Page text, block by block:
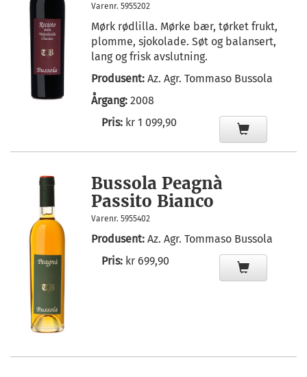
Varenr. 5955202
Mørk rødlilla. Mørke bær, tørket frukt,
plomme, sjokolade. Søt og balansert,
lang og frisk avslutning.
Produsent: Az. Agr. Tommaso Bussola
Årgang: 2008
Pris: kr 1 099,90
Bussola Peagnà
Passito Bianco
Varenr. 5955402
Produsent: Az. Agr. Tommaso Bussola
Pris: kr 699,90